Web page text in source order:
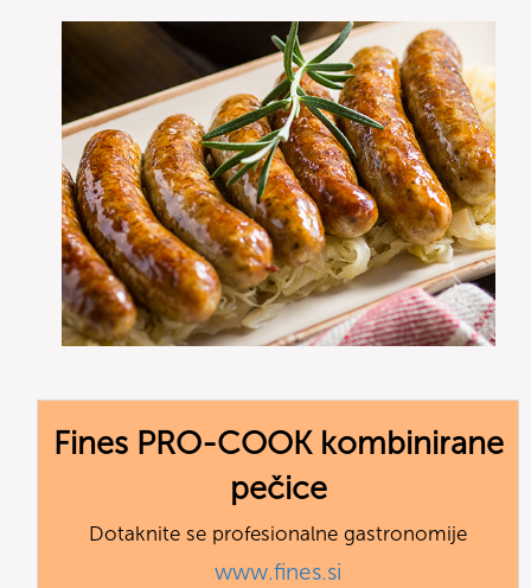
Fines PRO-COOK kombinirane
pečice
Dotaknite se profesionalne gastronomije
www.fines.si